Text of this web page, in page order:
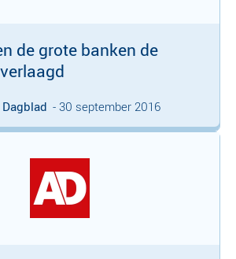
de grote banken de
- 30 september 2016